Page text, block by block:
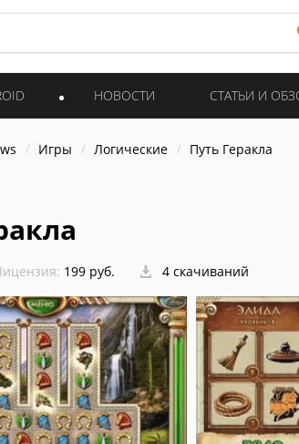
НОВОСТИ СТАТЬИ И
Игры Логические Путь Геракла
199 руб. 4 скачиваний